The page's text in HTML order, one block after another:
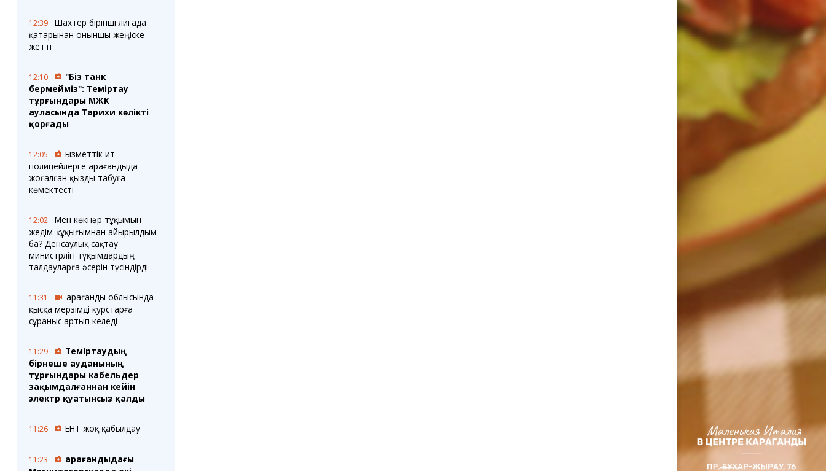
12:39
Шахтер бірінші лигада
қатарынан оныншы жеңіске
жетті
12:10
"Біз танк
бермейміз": Теміртау
тұрғындары МЖК
ауласында Тарихи көлікті
қорғады
12:05
Қызметтік ит
полицейлерге Қарағандыда
жоғалған қызды табуға
көмектесті
12:02
Мен көкнәр тұқымын
жедім-құқығымнан айырылдым
ба? Денсаулық сақтау
министрлігі тұқымдардың
талдауларға әсерін түсіндірді
11:31
Қарағанды облысында
қысқа мерзімді курстарға
сұраныс артып келеді
11:29
Теміртаудың
бірнеше ауданының
тұрғындары кабельдер
зақымдалғаннан кейін
электр қуатынсыз қалды
11:26 ЕНТ жоқ қабылдау
11:23
Қарағандыдағы